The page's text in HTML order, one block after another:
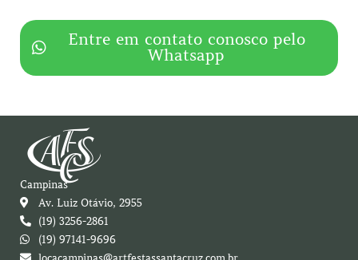
Entre em contato conosco pelo
Whatsapp
Campinas
Av. Luiz Otávio, 2955
(19) 3256-2861
(19) 97141-9696